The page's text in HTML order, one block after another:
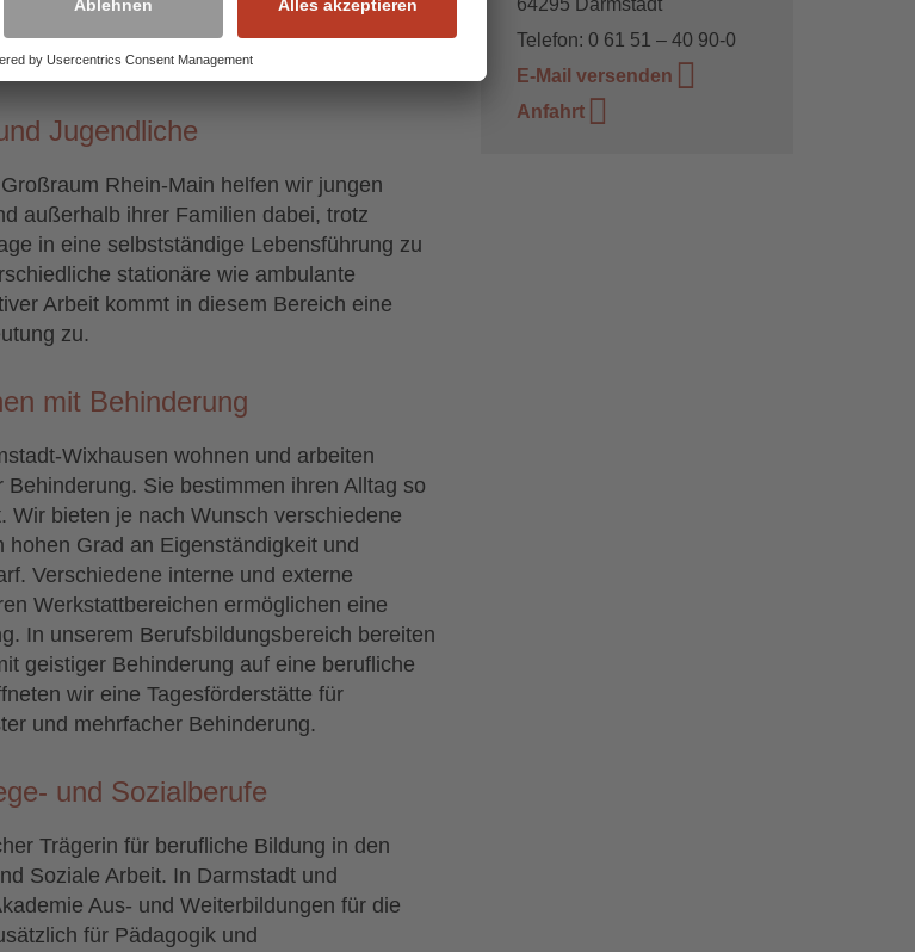
und Gießen betreiben wir jeweils eine
Jugendliche
Rhein-Main helfen wir jungen
außerhalb ihrer Familien dabei, trotz
in eine selbstständige Lebensführung zu
stationäre wie ambulante
Arbeit kommt in diesem Bereich eine
zu.
mit Behinderung
Wixhausen wohnen und arbeiten
Behinderung. Sie bestimmen ihren Alltag so
Wir bieten je nach Wunsch verschiedene
hohen Grad an Eigenständigkeit und
Verschiedene interne und externe
Werkstattbereichen ermöglichen eine
In unserem Berufsbildungsbereich bereiten
geistiger Behinderung auf eine berufliche
wir eine Tagesförderstätte für
und mehrfacher Behinderung.
und Sozialberufe
Trägerin für berufliche Bildung in den
Soziale Arbeit. In Darmstadt und
Aus- und Weiterbildungen für die
für Pädagogik und
64295 Darmstadt
Telefon: 0 61 51 – 40 90-0
E-Mail versenden
Anfahrt